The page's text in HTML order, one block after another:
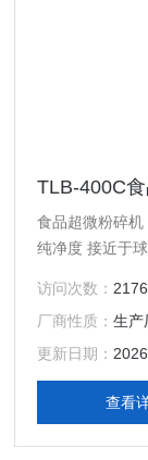
TLB-400C
食品超微粉碎
纯净度 接近于
良好的稳定性
访问次数： 2176
厂商性质：生产
更新日期：
查看